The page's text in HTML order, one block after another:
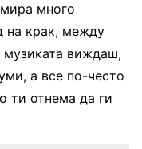
много
на крак, между
музиката виждаш,
а все по-често
ти отнема да ги